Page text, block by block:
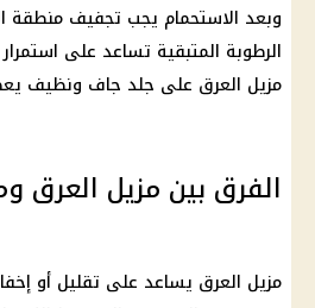
وبعد الاستحمام يجب تجفيف منطقة
الرطوبة المتبقية تساعد على
مزيل العرق على جلد جاف ونظيف
الفرق بين مزيل العرق
مزيل العرق يساعد على تقليل أو